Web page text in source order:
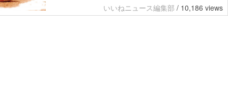
いいねニュース編集部 / 10,186 views